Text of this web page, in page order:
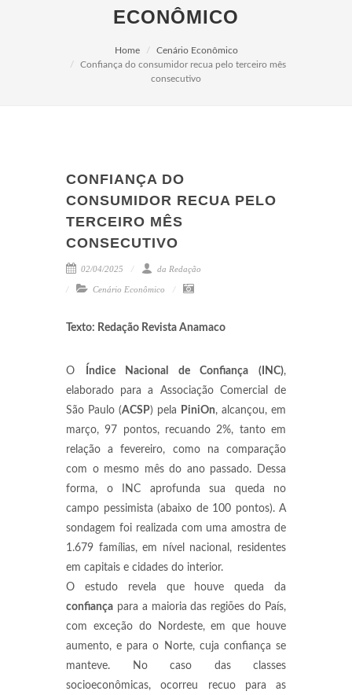
ECONÔMICO
Home
Cenário Econômico
Confiança do consumidor recua pelo terceiro mês
consecutivo
CONFIANÇA DO
CONSUMIDOR RECUA PELO
TERCEIRO MÊS
CONSECUTIVO
02/04/2025 da Redação
Cenário Econômico
Texto: Redação Revista Anamaco
O Índice Nacional de Confiança (INC),
elaborado para a Associação Comercial de
São Paulo (ACSP) pela PiniOn, alcançou, em
março, 97 pontos, recuando 2%, tanto em
relação a fevereiro, como na comparação
com o mesmo mês do ano passado. Dessa
forma, o INC aprofunda sua queda no
campo pessimista (abaixo de 100 pontos). A
sondagem foi realizada com uma amostra de
1.679 famílias, em nível nacional, residentes
em capitais e cidades do interior.
O estudo revela que houve queda da
confiança para a maioria das regiões do País,
com exceção do Nordeste, em que houve
aumento, e para o Norte, cuja confiança se
manteve. No caso das classes
socioeconômicas, ocorreu recuo para as